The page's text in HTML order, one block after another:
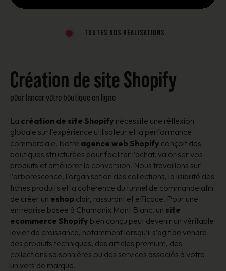
Toutes nos réalisations
Création de site Shopify
pour lancer votre boutique en ligne
La création de site Shopify nécessite une réflexion
globale sur l’expérience utilisateur et la performance
commerciale. Notre agence web Shopify conçoit des
boutiques structurées pour faciliter l’achat, valoriser vos
produits et améliorer la conversion. Nous travaillons sur
l’arborescence, l’organisation des collections, la lisibilité des
fiches produits et la cohérence du tunnel de commande afin
de créer un eshop clair, rassurant et efficace. Pour une
entreprise basée à Chamonix Mont Blanc, un site
ecommerce Shopify bien conçu peut devenir un véritable
levier de croissance, notamment lorsqu’il s’agit de vendre
des produits techniques, des articles premium, des
collections saisonnières ou des services associés à votre
univers de marque.